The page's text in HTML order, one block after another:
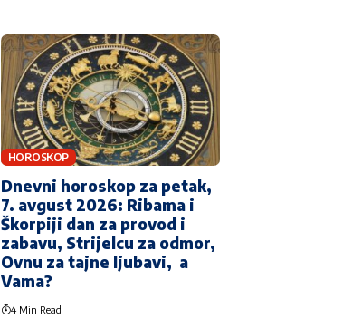
HOROSKOP
Dnevni horoskop za petak,
7. avgust 2026: Ribama i
Škorpiji dan za provod i
zabavu, Strijelcu za odmor,
Ovnu za tajne ljubavi, a
Vama?
4 Min Read